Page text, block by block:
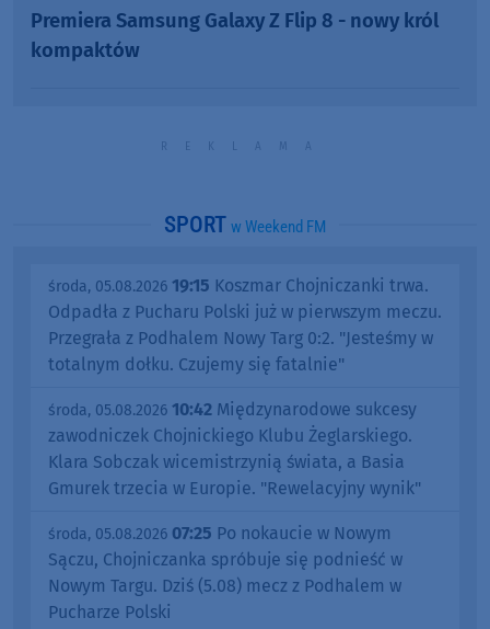
Premiera Samsung Galaxy Z Flip 8 - nowy król
kompaktów
SPORT w Weekend FM
środa, 05.08.2026 19:15 Koszmar Chojniczanki trwa.
Odpadła z Pucharu Polski już w pierwszym meczu.
Przegrała z Podhalem Nowy Targ 0:2. "Jesteśmy w
totalnym dołku. Czujemy się fatalnie"
środa, 05.08.2026 10:42 Międzynarodowe sukcesy
zawodniczek Chojnickiego Klubu Żeglarskiego.
Klara Sobczak wicemistrzynią świata, a Basia
Gmurek trzecia w Europie. "Rewelacyjny wynik"
środa, 05.08.2026 07:25 Po nokaucie w Nowym
Sączu, Chojniczanka spróbuje się podnieść w
Nowym Targu. Dziś (5.08) mecz z Podhalem w
Pucharze Polski